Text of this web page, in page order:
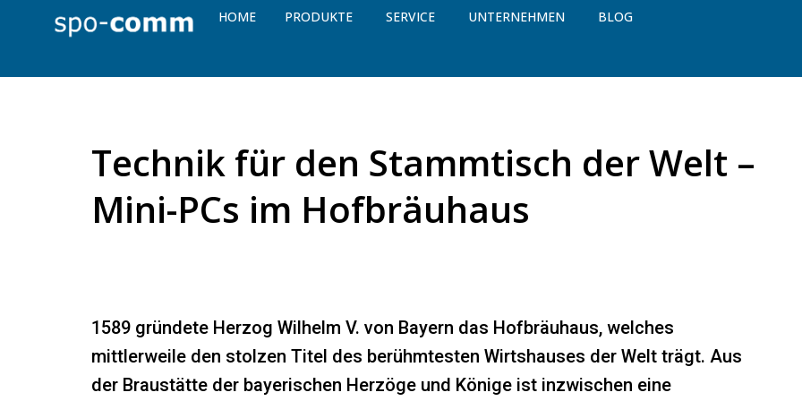
HOME PRODUKTE SERVICE UNTERNEHMEN BLOG
Technik für den Stammtisch der Welt –
Mini-PCs im Hofbräuhaus
1589 gründete Herzog Wilhelm V. von Bayern das Hofbräuhaus, welches
mittlerweile den stolzen Titel des berühmtesten Wirtshauses der Welt trägt. Aus
der Braustätte der bayerischen Herzöge und Könige ist inzwischen eine